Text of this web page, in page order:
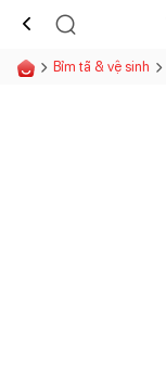
Bỉm tã & vệ sinh